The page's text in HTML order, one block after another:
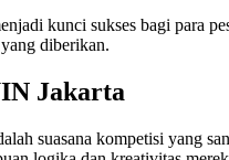
kunci sukses bagi para
diberikan.
Jakarta
suasana kompetisi yang